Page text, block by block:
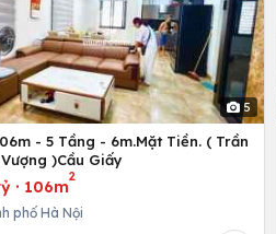
5
- 5 Tầng - 6m.Mặt Tiền. ( Trần
)Cầu Giấy
· 106m
2
phố Hà Nội